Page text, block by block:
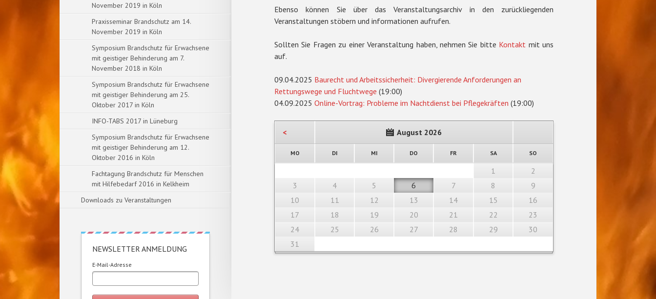
Ebenso können Sie über das Veranstaltungsarchiv in den zurückliegenden
Veranstaltungen stöbern und informationen aufrufen.
Sollten Sie Fragen zu einer Veranstaltung haben, nehmen Sie bitte Kontakt mit uns
auf.
09.04.2025 Baurecht und Arbeitssicherheit: Divergierende Anforderungen an
Rettungswege und Fluchtwege (19:00)
04.09.2025 Online-Vortrag: Probleme im Nachtdienst bei Pflegekräften (19:00)
< August 2026
MONTAG DIENSTAG MITTWOCH DO FR SAMSTAG SO
1
2
3
4 5 6 7 8
9
10
11 12 13 14 15
16
17
18 19 20 21 22
23
24
25 26 27 28 29
30
31
November 2019 in Köln
Praxisseminar Brandschutz am 14.
November 2019 in Köln
Symposium Brandschutz für Erwachsene
mit geistiger Behinderung am 7.
November 2018 in Köln
Symposium Brandschutz für Erwachsene
mit geistiger Behinderung am 25.
Oktober 2017 in Köln
INFO-TABS 2017 in Lüneburg
Symposium Brandschutz für Erwachsene
mit geistiger Behinderung am 12.
Oktober 2016 in Köln
Fachtagung Brandschutz für Menschen
mit Hilfebedarf 2016 in Kelkheim
Downloads zu Veranstaltungen
NEWSLETTER ANMELDUNG
E-Mail-Adresse